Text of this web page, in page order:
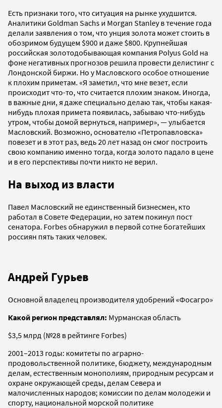
Есть признаки того, что ситуация на рынке ухудшится.
Аналитики Goldman Sachs и Morgan Stanley в течение года
делали заявления о том, что унция золота может стоить в
обозримом будущем $900 и даже $800. Крупнейшая
российская золотодобывающая компания Polyus Gold на
фоне негативных прогнозов решила провести делистинг с
Лондонской биржи. Но у Масловского особое отношение
к плохим приметам. «Я заметил, что мне везет, если
происходит что-то, что считается плохим знаком. Иногда,
в важные дни, я даже специально делаю так, чтобы какая-
нибудь плохая примета появилась, забываю что-нибудь
утром, чтобы домой вернуться, например», — улыбается
Масловский. Возможно, основателю «Петропавловска»
повезет и в этот раз, ведь 20 лет назад он смог построить
свою компанию именно тогда, когда золото падало в цене
и в его перспективы почти никто не верил.
На выход из власти
Павел Масловский не единственный бизнесмен, кто
работал в Совете Федерации, но затем покинул пост
сенатора. Forbes обнаружил в первой сотне богатейших
россиян пять таких человек.
Андрей Гурьев
Основной владелец производителя удобрений «Фосагро»
Какой регион представлял: Мурманская область
$3,5 млрд (№28 в рейтинге Forbes)
2001–2013 годы: комитеты по аграрно-
продовольственной политике, бюджету, международным
делам, естественным монополиям, природным ресурсам и
охране окружающей среды, делам Севера и
малочисленных народов; комиссии по делам молодежи и
спорту, национальной морской политике